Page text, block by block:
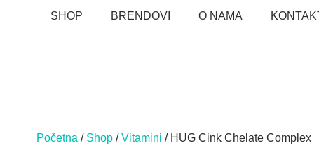
SHOP BRENDOVI O NAMA
Početna / Shop /Vitamini / HUG Cink Chelate Complex